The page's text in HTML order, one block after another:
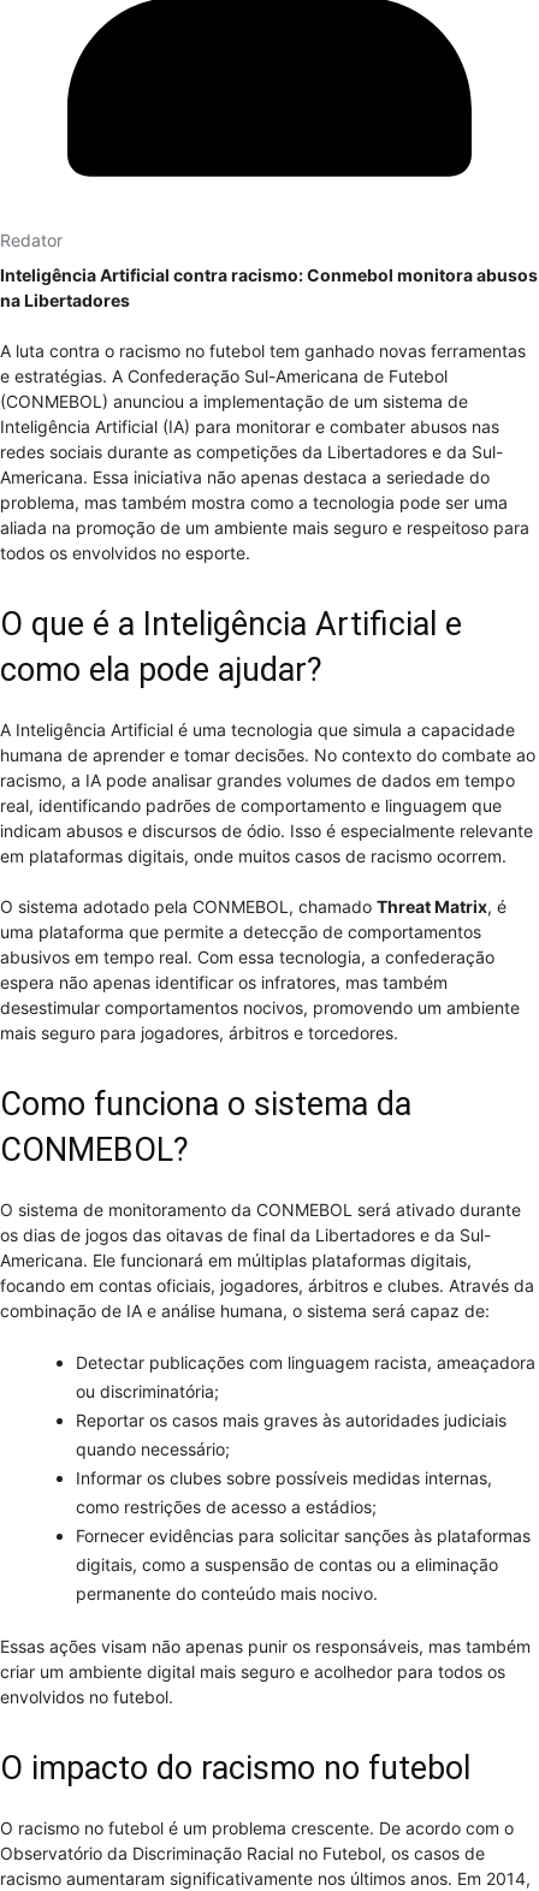
Redator
Inteligência Artificial contra racismo: Conmebol monitora abusos
na Libertadores
A luta contra o racismo no futebol tem ganhado novas ferramentas
e estratégias. A Confederação Sul-Americana de Futebol
(CONMEBOL) anunciou a implementação de um sistema de
Inteligência Artificial (IA) para monitorar e combater abusos nas
redes sociais durante as competições da Libertadores e da Sul-
Americana. Essa iniciativa não apenas destaca a seriedade do
problema, mas também mostra como a tecnologia pode ser uma
aliada na promoção de um ambiente mais seguro e respeitoso para
todos os envolvidos no esporte.
O que é a Inteligência Artificial e
como ela pode ajudar?
A Inteligência Artificial é uma tecnologia que simula a capacidade
humana de aprender e tomar decisões. No contexto do combate ao
racismo, a IA pode analisar grandes volumes de dados em tempo
real, identificando padrões de comportamento e linguagem que
indicam abusos e discursos de ódio. Isso é especialmente relevante
em plataformas digitais, onde muitos casos de racismo ocorrem.
O sistema adotado pela CONMEBOL, chamado Threat Matrix, é
uma plataforma que permite a detecção de comportamentos
abusivos em tempo real. Com essa tecnologia, a confederação
espera não apenas identificar os infratores, mas também
desestimular comportamentos nocivos, promovendo um ambiente
mais seguro para jogadores, árbitros e torcedores.
Como funciona o sistema da
CONMEBOL?
O sistema de monitoramento da CONMEBOL será ativado durante
os dias de jogos das oitavas de final da Libertadores e da Sul-
Americana. Ele funcionará em múltiplas plataformas digitais,
focando em contas oficiais, jogadores, árbitros e clubes. Através da
combinação de IA e análise humana, o sistema será capaz de:
Detectar publicações com linguagem racista, ameaçadora
ou discriminatória;
Reportar os casos mais graves às autoridades judiciais
quando necessário;
Informar os clubes sobre possíveis medidas internas,
como restrições de acesso a estádios;
Fornecer evidências para solicitar sanções às plataformas
digitais, como a suspensão de contas ou a eliminação
permanente do conteúdo mais nocivo.
Essas ações visam não apenas punir os responsáveis, mas também
criar um ambiente digital mais seguro e acolhedor para todos os
envolvidos no futebol.
O impacto do racismo no futebol
O racismo no futebol é um problema crescente. De acordo com o
Observatório da Discriminação Racial no Futebol, os casos de
racismo aumentaram significativamente nos últimos anos. Em 2014,